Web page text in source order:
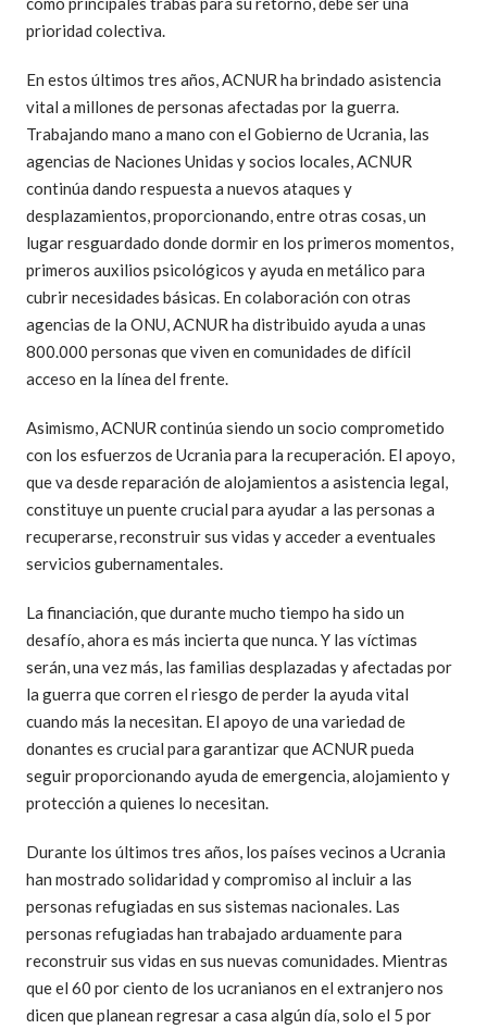
prioridad colectiva.
En estos últimos tres años, ACNUR ha brindado asistencia
vital a millones de personas afectadas por la guerra.
Trabajando mano a mano con el Gobierno de Ucrania, las
agencias de Naciones Unidas y socios locales, ACNUR
continúa dando respuesta a nuevos ataques y
desplazamientos, proporcionando, entre otras cosas, un
lugar resguardado donde dormir en los primeros momentos,
primeros auxilios psicológicos y ayuda en metálico para
cubrir necesidades básicas. En colaboración con otras
agencias de la ONU, ACNUR ha distribuido ayuda a unas
800.000 personas que viven en comunidades de difícil
acceso en la línea del frente.
Asimismo, ACNUR continúa siendo un socio comprometido
con los esfuerzos de Ucrania para la recuperación. El apoyo,
que va desde reparación de alojamientos a asistencia legal,
constituye un puente crucial para ayudar a las personas a
recuperarse, reconstruir sus vidas y acceder a eventuales
servicios gubernamentales.
La financiación, que durante mucho tiempo ha sido un
desafío, ahora es más incierta que nunca. Y las víctimas
serán, una vez más, las familias desplazadas y afectadas por
la guerra que corren el riesgo de perder la ayuda vital
cuando más la necesitan. El apoyo de una variedad de
donantes es crucial para garantizar que ACNUR pueda
seguir proporcionando ayuda de emergencia, alojamiento y
protección a quienes lo necesitan.
Durante los últimos tres años, los países vecinos a Ucrania
han mostrado solidaridad y compromiso al incluir a las
personas refugiadas en sus sistemas nacionales. Las
personas refugiadas han trabajado arduamente para
reconstruir sus vidas en sus nuevas comunidades. Mientras
que el 60 por ciento de los ucranianos en el extranjero nos
dicen que planean regresar a casa algún día, solo el 5 por